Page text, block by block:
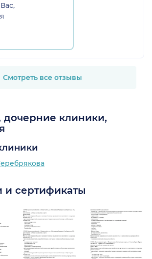
Смотреть все отзывы
клиники,
и сертификаты